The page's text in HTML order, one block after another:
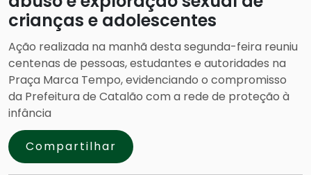
crianças e adolescentes
Ação realizada na manhã desta segunda-feira reuniu
centenas de pessoas, estudantes e autoridades na
Praça Marca Tempo, evidenciando o compromisso
da Prefeitura de Catalão com a rede de proteção à
infância
Compartilhar